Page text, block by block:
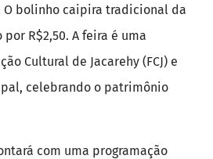
bolinho caipira tradicional da
R$2,50. A feira é uma
Cultural de Jacarehy (FCJ) e
celebrando o patrimônio
com uma programação